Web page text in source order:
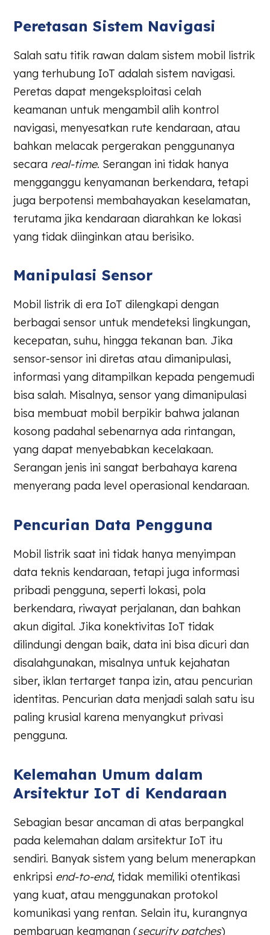
Peretasan Sistem Navigasi
Salah satu titik rawan dalam sistem mobil listrik
yang terhubung IoT adalah sistem navigasi.
Peretas dapat mengeksploitasi celah
keamanan untuk mengambil alih kontrol
navigasi, menyesatkan rute kendaraan, atau
bahkan melacak pergerakan penggunanya
secara real-time. Serangan ini tidak hanya
mengganggu kenyamanan berkendara, tetapi
juga berpotensi membahayakan keselamatan,
terutama jika kendaraan diarahkan ke lokasi
yang tidak diinginkan atau berisiko.
Manipulasi Sensor
Mobil listrik di era IoT dilengkapi dengan
berbagai sensor untuk mendeteksi lingkungan,
kecepatan, suhu, hingga tekanan ban. Jika
sensor-sensor ini diretas atau dimanipulasi,
informasi yang ditampilkan kepada pengemudi
bisa salah. Misalnya, sensor yang dimanipulasi
bisa membuat mobil berpikir bahwa jalanan
kosong padahal sebenarnya ada rintangan,
yang dapat menyebabkan kecelakaan.
Serangan jenis ini sangat berbahaya karena
menyerang pada level operasional kendaraan.
Pencurian Data Pengguna
Mobil listrik saat ini tidak hanya menyimpan
data teknis kendaraan, tetapi juga informasi
pribadi pengguna, seperti lokasi, pola
berkendara, riwayat perjalanan, dan bahkan
akun digital. Jika konektivitas IoT tidak
dilindungi dengan baik, data ini bisa dicuri dan
disalahgunakan, misalnya untuk kejahatan
siber, iklan tertarget tanpa izin, atau pencurian
identitas. Pencurian data menjadi salah satu isu
paling krusial karena menyangkut privasi
pengguna.
Kelemahan Umum dalam
Arsitektur IoT di Kendaraan
Sebagian besar ancaman di atas berpangkal
pada kelemahan dalam arsitektur IoT itu
sendiri. Banyak sistem yang belum menerapkan
enkripsi end-to-end, tidak memiliki otentikasi
yang kuat, atau menggunakan protokol
komunikasi yang rentan. Selain itu, kurangnya
pembaruan keamanan (security patches)